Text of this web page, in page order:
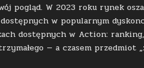
pogląd. W 2023 roku rynek
w popularnym
dostępnych w Action: ranking,
— a czasem przedmiot